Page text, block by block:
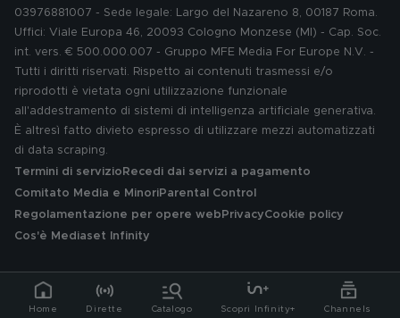
Home Dirette Catalogo Scopri Infinity+ Channels
03976881007 - Sede legale: Largo del Nazareno 8, 00187 Roma.
Uffici: Viale Europa 46, 20093 Cologno Monzese (MI) - Cap. Soc.
int. vers. € 500.000.007 - Gruppo MFE Media For Europe N.V. -
Tutti i diritti riservati. Rispetto ai contenuti trasmessi e/o
riprodotti è vietata ogni utilizzazione funzionale
all'addestramento di sistemi di intelligenza artificiale generativa.
È altresì fatto divieto espresso di utilizzare mezzi automatizzati
di data scraping.
Termini di servizio Recedi dai servizi a pagamento
Comitato Media e MinoriParental Control
Regolamentazione per opere web PrivacyCookie policy
Cos'è Mediaset Infinity